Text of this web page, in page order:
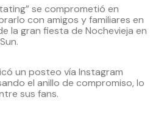
se comprometió en
con amigos y familiares en
la gran fiesta de Nochevieja en
un posteo vía Instagram
el anillo de compromiso, lo
sus fans.